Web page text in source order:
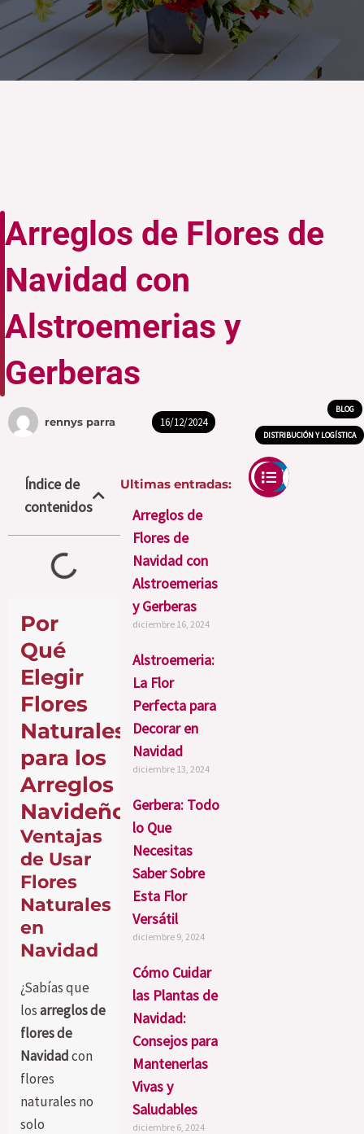
Arreglos de Flores de
Navidad con
Alstroemerias y
Gerberas
rennys parra 16/12/2024
BLOG
DISTRIBUCIÓN Y LOGÍSTICA
Índice de
contenidos
Por
Qué
Elegir
Flores
Naturales
para los
Arreglos
Navideños
Ventajas
de Usar
Flores
Naturales
en
Navidad
¿Sabías que
losarreglos de
flores de
Navidadcon
flores
naturales no
solo
Ultimas entradas:
Arreglos de
Flores de
Navidad con
Alstroemerias
y Gerberas
diciembre 16, 2024
Alstroemeria:
La Flor
Perfecta para
Decorar en
Navidad
diciembre 13, 2024
Gerbera: Todo
lo Que
Necesitas
Saber Sobre
Esta Flor
Versátil
diciembre 9, 2024
Cómo Cuidar
las Plantas de
Navidad:
Consejos para
Mantenerlas
Vivas y
Saludables
diciembre 6, 2024